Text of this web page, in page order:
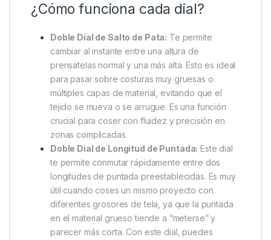
¿Cómo funciona cada dial?
Doble Dial de Salto de Pata: Te permite
cambiar al instante entre una altura de
prensatelas normal y una más alta. Esto es ideal
para pasar sobre costuras muy gruesas o
múltiples capas de material, evitando que el
tejido se mueva o se arrugue. Es una función
crucial para coser con fluidez y precisión en
zonas complicadas.
Doble Dial de Longitud de Puntada: Este dial
te permite conmutar rápidamente entre dos
longitudes de puntada preestablecidas. Es muy
útil cuando coses un mismo proyecto con
diferentes grosores de tela, ya que la puntada
en el material grueso tiende a “meterse” y
parecer más corta. Con este dial, puedes